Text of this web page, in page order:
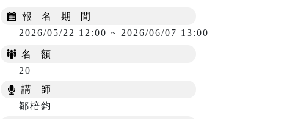
報 名 期 間
2026/05/22 12:00 ~ 2026/06/07 13:00
名 額
20
講 師
鄒棓鈞